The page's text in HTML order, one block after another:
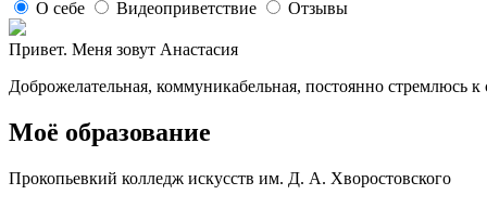
О себе Видеоприветствие Отзывы
Привет. Меня зовут Анастасия
Доброжелательная, коммуникабельная, постоянно стремлюсь к
Моё образование
Прокопьевкий колледж искусств им. Д. А. Хворостовского